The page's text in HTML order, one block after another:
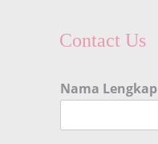
Contact Us
Nama Lengkap